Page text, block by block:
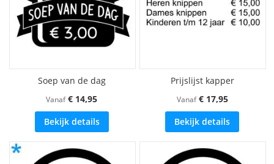
Soep van de dag
Vanaf € 14,95
Bekijk details
Prijslijst kapper
Vanaf € 17,95
Bekijk details